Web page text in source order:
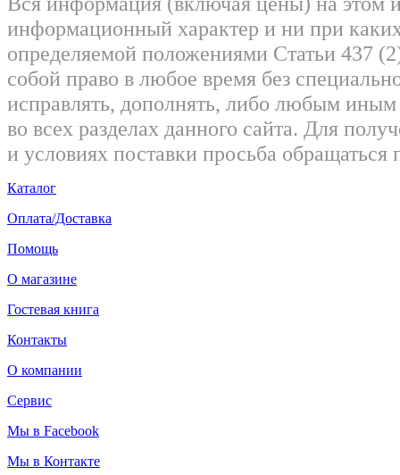
информационный характер и ни при
определяемой положениями Статьи 437
собой право в любое время без
исправлять, дополнять, либо любым
во всех разделах данного сайта. Для
и условиях поставки просьба
Каталог
Оплата/Доставка
Помощь
О магазине
Гостевая книга
Контакты
О компании
Сервис
Мы в Facebook
Мы в Контакте